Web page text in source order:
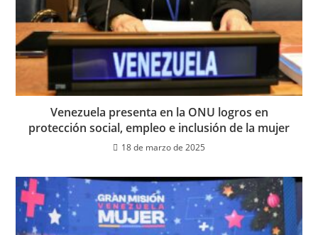
Venezuela presenta en la ONU logros en
protección social, empleo e inclusión de la mujer
18 de marzo de 2025